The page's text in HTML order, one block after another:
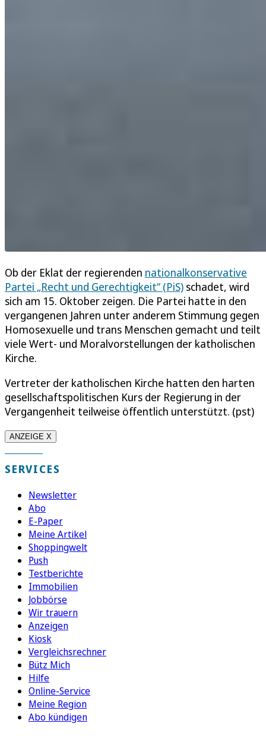
Ob der Eklat der regierenden nationalkonservative
Partei „Recht und Gerechtigkeit“ (PiS) schadet, wird
sich am 15. Oktober zeigen. Die Partei hatte in den
vergangenen Jahren unter anderem Stimmung gegen
Homosexuelle und trans Menschen gemacht und teilt
viele Wert- und Moralvorstellungen der katholischen
Kirche.
Vertreter der katholischen Kirche hatten den harten
gesellschaftspolitischen Kurs der Regierung in der
Vergangenheit teilweise öffentlich unterstützt. (pst)
ANZEIGE X
SERVICES
Newsletter
Abo
E-Paper
Meine Artikel
Shoppingwelt
Push
Testberichte
Immobilien
Jobbörse
Wir trauern
Anzeigen
Kiosk
Vergleichsrechner
Bütz Mich
Hilfe
Online-Service
Meine Region
Abo kündigen